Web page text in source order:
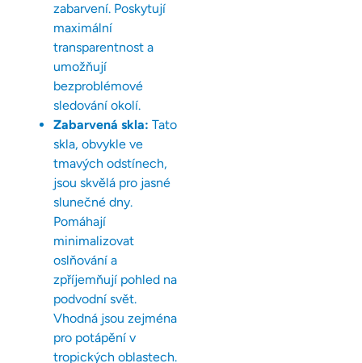
zabarvení. Poskytují
maximální
transparentnost a
umožňují
bezproblémové
sledování okolí.
Zabarvená skla: Tato
skla, obvykle ve
tmavých odstínech,
jsou skvělá pro jasné
slunečné dny.
Pomáhají
minimalizovat
oslňování a
zpříjemňují pohled na
podvodní svět.
Vhodná jsou zejména
pro potápění v
tropických oblastech.